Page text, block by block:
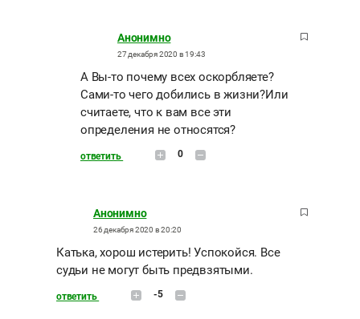
Анонимно
27 декабря 2020 в 19:43
А Вы-то почему всех оскорбляете?
Сами-то чего добились в жизни?Или
считаете, что к вам все эти
определения не относятся?
ответить 0
Анонимно
26 декабря 2020 в 20:20
Катька, хорош истерить! Успокойся. Все
судьи не могут быть предвзятыми.
ответить -5